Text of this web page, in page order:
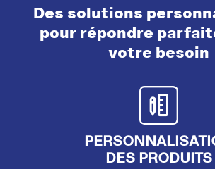
Des solutions
pour répondre
votre besoin
DES PRODUITS